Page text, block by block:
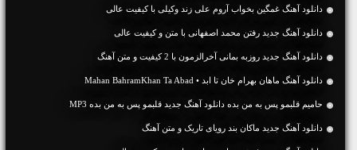
دانلود آهنگ غمگین بخواب آروم علی زند وکیلی با کیفیت عالی
دانلود آهنگ جديد رفتن محمد اصفهانی با متن و کیفیت عالی
دانلود آهنگ جديد روزبه بمانی آخرالزمون با 2 کیفیت و متن آهنگ
دانلود آهنگ ماهان بهرام خان تا ابد • Mahan BahramKhan Ta Abad
حامیم قلبمو پس به من بده دانلود آهنگ جدید قلبمو پس به من بده MP3
دانلود آهنگ جديد ماکان بند رویای تاریک و متن آهنگ